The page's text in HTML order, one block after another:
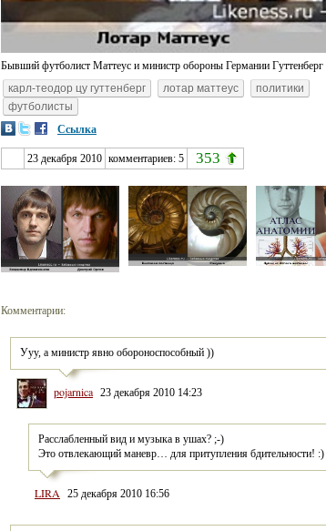
Бывший футболист Маттеус и министр обороны Германии Гуттенберг
карл-теодор цу гуттенберг
лотар маттеус
политики
футболисты
Ссылка
23 декабря 2010 комментариев: 5 353
Комментарии:
Ууу, а министр явно обороноспособный ))
pojarnica 23 декабря 2010 14:23
Расслабленный вид и музыка в ушах? ;-)
Это отвлекающий маневр… для притупления бдительности! :)
LIRA 25 декабря 2010 16:56